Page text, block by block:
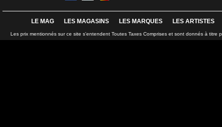
LE MAG LES MAGASINS LES MARQUES LES ARTISTES
Les prix mentionnés sur ce site s'entendent Toutes Taxes Comprises et sont donnés à